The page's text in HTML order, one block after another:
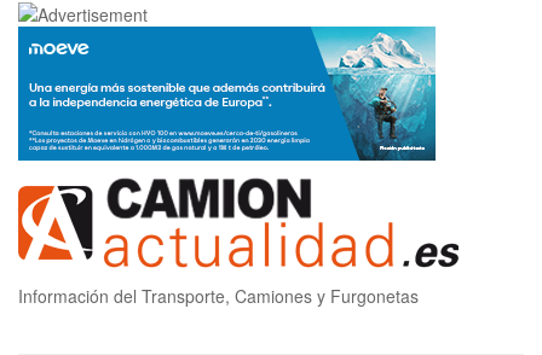
Información del Transporte, Camiones y Furgonetas